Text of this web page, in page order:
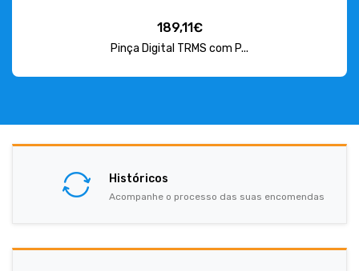
189,11€
Pinça Digital TRMS com P...
Históricos
Acompanhe o processo das suas encomendas